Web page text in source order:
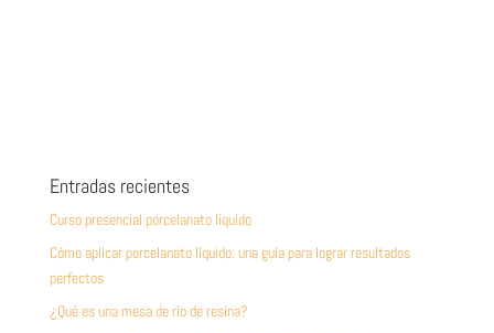
Entradas recientes
Curso presencial porcelanato liquido
Cómo aplicar porcelanato líquido: una guía para lograr resultados
perfectos
¿Qué es una mesa de río de resina?